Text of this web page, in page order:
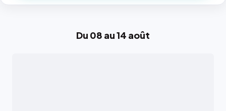
Du 08 au 14 août